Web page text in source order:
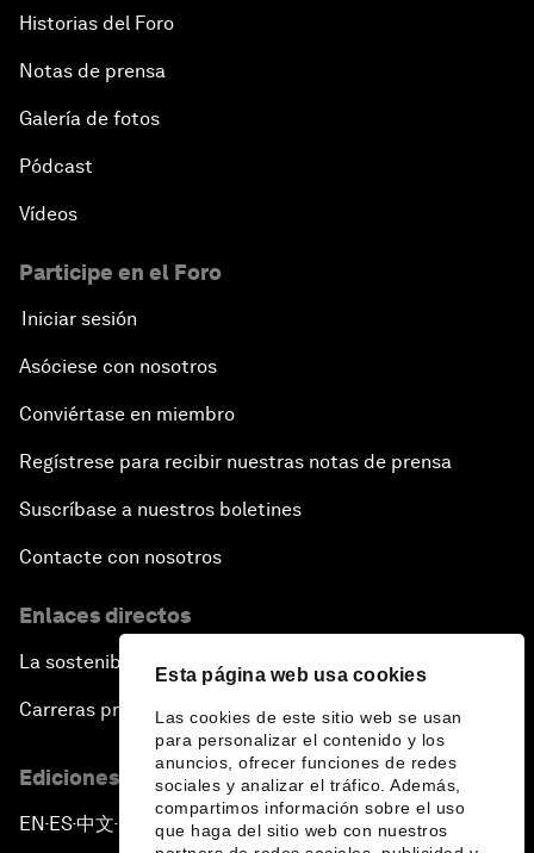
Esta página web usa cookies
Las cookies de este sitio web se usan
para personalizar el contenido y los
anuncios, ofrecer funciones de redes
sociales y analizar el tráfico. Además,
compartimos información sobre el uso
que haga del sitio web con nuestros
Historias del Foro
Notas de prensa
Galería de fotos
Pódcast
Vídeos
Participe en el Foro
Iniciar sesión
Asóciese con nosotros
Conviértase en miembro
Regístrese para recibir nuestras notas de prensa
Suscríbase a nuestros boletines
Contacte con nosotros
Enlaces directos
La sostenibilidad en el Foro
Carreras profesionales
Ediciones en otros idiomas
EN ▪ES▪中文▪ 日本語